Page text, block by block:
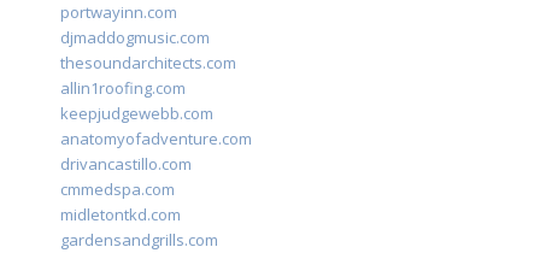
portwayinn.com
djmaddogmusic.com
thesoundarchitects.com
allin1roofing.com
keepjudgewebb.com
anatomyofadventure.com
drivancastillo.com
cmmedspa.com
midletontkd.com
gardensandgrills.com